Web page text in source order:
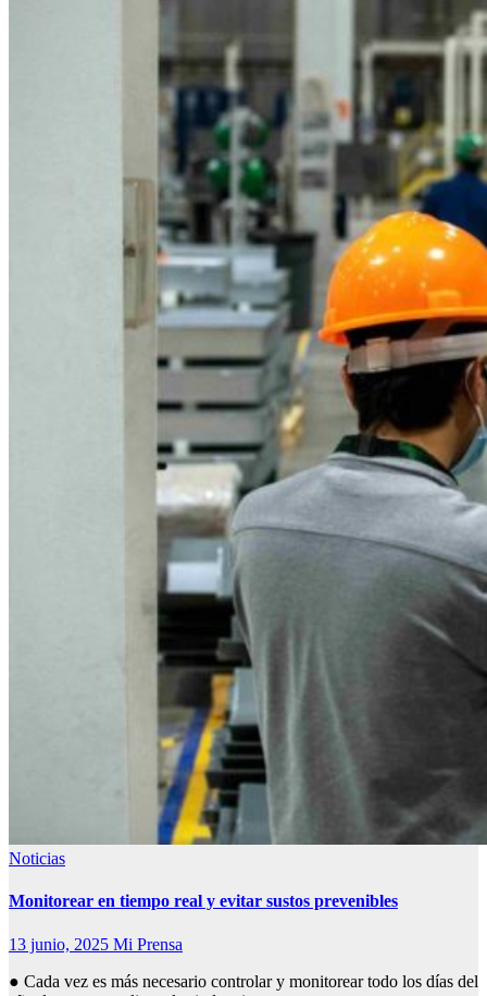
Noticias
Monitorear en tiempo real y evitar sustos prevenibles
13 junio, 2025 Mi Prensa
● Cada vez es más necesario controlar y monitorear todo los días del